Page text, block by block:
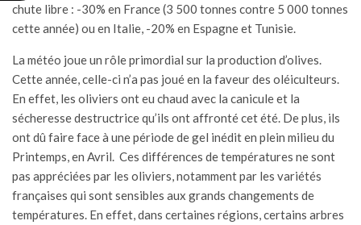
chute libre : -30% en France (3 500 tonnes contre 5 000 tonnes
cette année) ou en Italie, -20% en Espagne et Tunisie.
La météo joue un rôle primordial sur la production d’olives.
Cette année, celle-ci n’a pas joué en la faveur des oléiculteurs.
En effet, les oliviers ont eu chaud avec la canicule et la
sécheresse destructrice qu’ils ont affronté cet été. De plus, ils
ont dû faire face à une période de gel inédit en plein milieu du
Printemps, en Avril. Ces différences de températures ne sont
pas appréciées par les oliviers, notamment par les variétés
françaises qui sont sensibles aux grands changements de
températures. En effet, dans certaines régions, certains arbres